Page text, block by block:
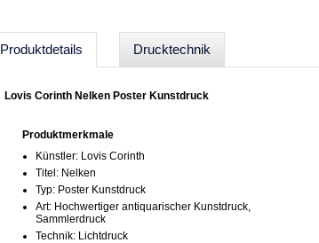
Produktdetails Drucktechnik
Lovis Corinth Nelken Poster Kunstdruck
Produktmerkmale
Künstler: Lovis Corinth
Titel: Nelken
Typ: Poster Kunstdruck
Art: Hochwertiger antiquarischer Kunstdruck,
Sammlerdruck
Technik: Lichtdruck